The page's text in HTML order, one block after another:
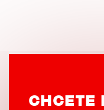
CHCETE